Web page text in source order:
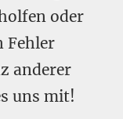
oder
Fehler
anderer
uns mit!